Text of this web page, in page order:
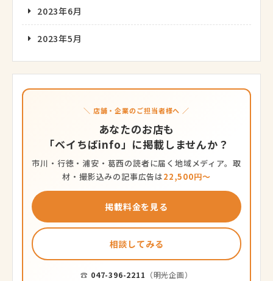
2023年6月
2023年5月
＼ 店舗・企業のご担当者様へ ／
あなたのお店も
「ベイちばinfo」に掲載しませんか？
市川・行徳・浦安・葛西の読者に届く地域メディア。取
材・撮影込みの記事広告は22,500円〜
掲載料金を見る
相談してみる
☎ 047-396-2211 （明光企画）